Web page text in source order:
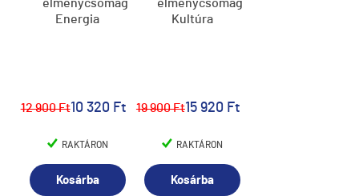
élménycsomag,
Energia
12 900 Ft10 320 Ft
RAKTÁRON
Kosárba
élménycsomag,
Kultúra
19 900 Ft15 920 Ft
RAKTÁRON
Kosárba